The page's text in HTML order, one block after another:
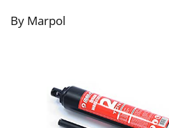
By Marpol